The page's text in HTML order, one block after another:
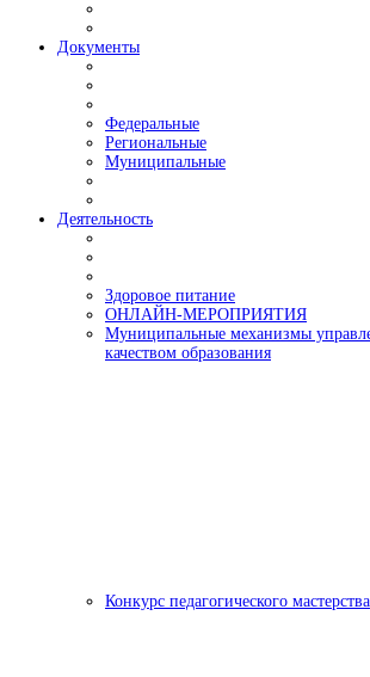
Документы
Федеральные
Региональные
Муниципальные
Деятельность
Здоровое питание
ОНЛАЙН-МЕРОПРИЯТИЯ
Муниципальные механизмы
качеством образования
Конкурс педагогического мастерства